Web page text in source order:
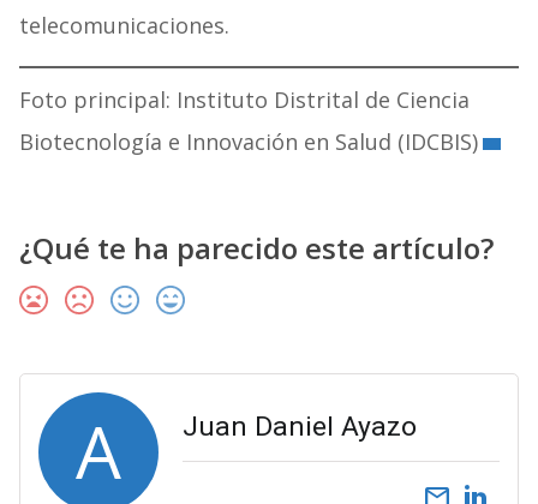
telecomunicaciones.
Foto principal: Instituto Distrital de Ciencia
Biotecnología e Innovación en Salud (IDCBIS)
¿Qué te ha parecido este artículo?
A Juan Daniel Ayazo